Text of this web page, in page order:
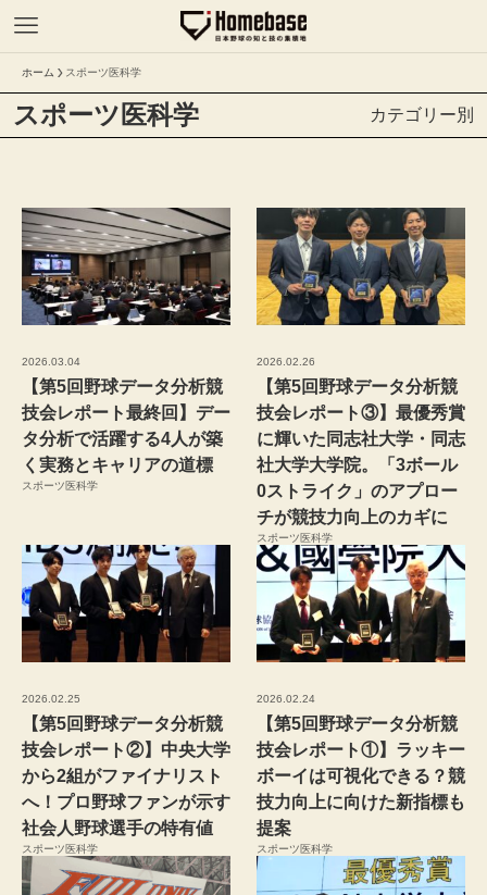
ホーム スポーツ医科学
スポーツ医科学 カテゴリー別
2026.03.04
【第5回野球データ分析競
技会レポート最終回】デー
タ分析で活躍する4人が築
く実務とキャリアの道標
スポーツ医科学
2026.02.26
【第5回野球データ分析競
技会レポート③】最優秀賞
に輝いた同志社大学・同志
社大学大学院。「3ボール
0ストライク」のアプロー
チが競技力向上のカギに
スポーツ医科学
2026.02.25
【第5回野球データ分析競
技会レポート②】中央大学
から2組がファイナリスト
へ！プロ野球ファンが示す
社会人野球選手の特有値
スポーツ医科学
2026.02.24
【第5回野球データ分析競
技会レポート①】ラッキー
ボーイは可視化できる？競
技力向上に向けた新指標も
提案
スポーツ医科学